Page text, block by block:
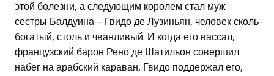
этой болезни, а следующим королем стал муж
сестры Балдуина – Гвидо де Лузиньян, человек сколь
богатый, столь и чванливый. И когда его вассал,
французский барон Рено де Шатильон совершил
набег на арабский караван, Гвидо поддержал его,